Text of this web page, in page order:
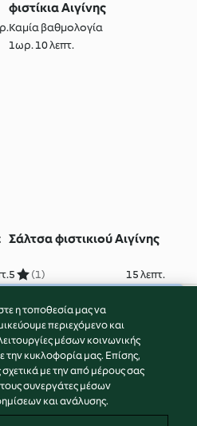
φιστίκια Αιγίνης
Καμία βαθμολογία
1ωρ. 10 λεπτ.
Σάλτσα φιστικιού Αιγίνης
5 (1) 15 λεπτ.
η τοποθεσία μας να
περιεχόμενο και
μέσων κοινωνικής
την κυκλοφορία μας. Επίσης,
με την από μέρους σας
συνεργάτες μέσων
και ανάλυσης.